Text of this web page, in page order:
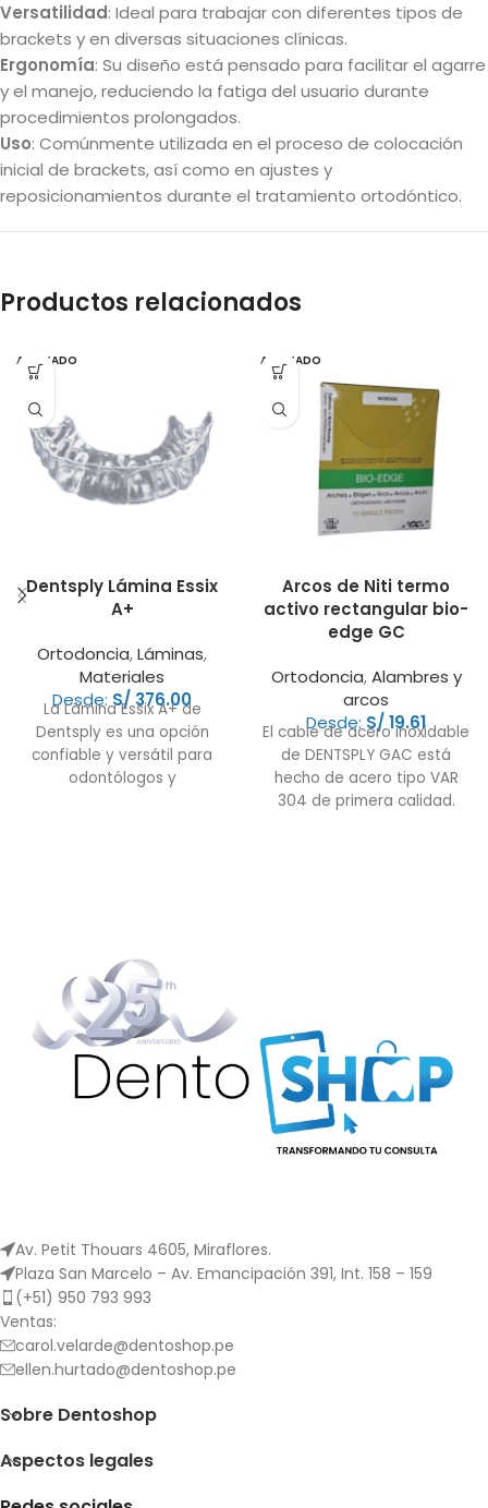
Versatilidad: Ideal para trabajar con diferentes tipos de
brackets y en diversas situaciones clínicas.
Ergonomía: Su diseño está pensado para facilitar el agarre
y el manejo, reduciendo la fatiga del usuario durante
procedimientos prolongados.
Uso: Comúnmente utilizada en el proceso de colocación
inicial de brackets, así como en ajustes y
reposicionamientos durante el tratamiento ortodóntico.
Productos relacionados
AGOTADO
Dentsply Lámina Essix
A+
Ortodoncia,Láminas,
Materiales
Desde: S/ 376.00
La Lámina Essix A+ de
Dentsply es una opción
confiable y versátil para
odontólogos y
AGOTADO
Arcos de Niti termo
activo rectangular bio-
edge GC
Ortodoncia,Alambres y
arcos
Desde: S/ 19.61
El cable de acero inoxidable
de DENTSPLY GAC está
hecho de acero tipo VAR
304 de primera calidad.
total del lote. Disponible en
temperamento suave,
medio y duro.
Av. Petit Thouars 4605, Miraflores.
Plaza San Marcelo – Av. Emancipación 391, Int. 158 – 159
(+51) 950 793 993
Ventas:
carol.velarde@dentoshop.pe
ellen.hurtado@dentoshop.pe
Sobre Dentoshop
Aspectos legales